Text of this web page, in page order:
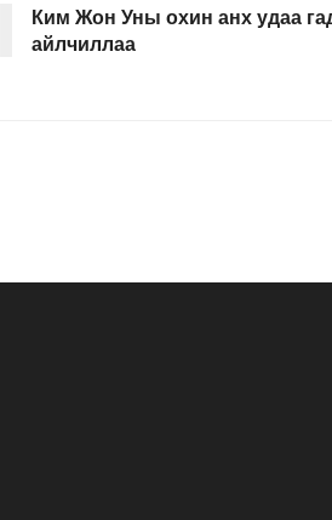
Ким Жон Уны охин анх удаа
айлчиллаа